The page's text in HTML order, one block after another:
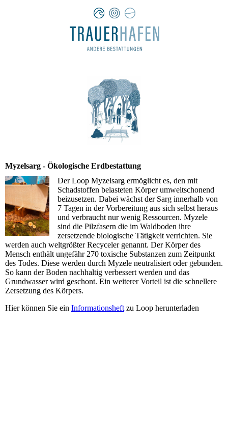
Myzelsarg - Ökologische Erdbestattung
Der Loop Myzelsarg ermöglicht es, den mit
Schadstoffen belasteten Körper umweltschonend
beizusetzen. Dabei wächst der Sarg innerhalb von
7 Tagen in der Vorbereitung aus sich selbst heraus
und verbraucht nur wenig Ressourcen. Myzele
sind die Pilzfasern die im Waldboden ihre
zersetzende biologische Tätigkeit verrichten. Sie
werden auch weltgrößter Recyceler genannt. Der Körper des
Mensch enthält ungefähr 270 toxische Substanzen zum Zeitpunkt
des Todes. Diese werden durch Myzele neutralisiert oder gebunden.
So kann der Boden nachhaltig verbessert werden und das
Grundwasser wird geschont. Ein weiterer Vorteil ist die schnellere
Zersetzung des Körpers.
Hier können Sie ein Informationsheft zu Loop herunterladen